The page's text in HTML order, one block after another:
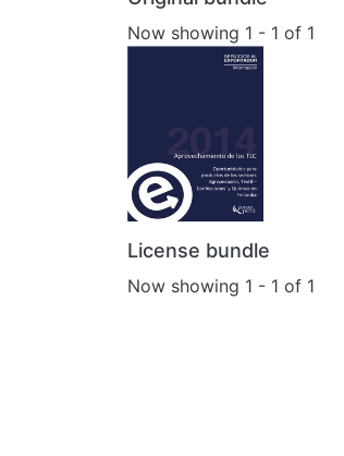
Now showing 1 - 1 of 1
License bundle
Now showing 1 - 1 of 1